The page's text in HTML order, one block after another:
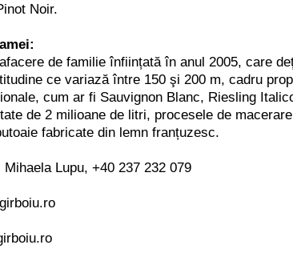
Noir.
de familie înființată în anul 2005, care
ce variază între 150 şi 200 m, cadru
cum ar fi Sauvignon Blanc, Riesling
de 2 milioane de litri, procesele de
fabricate din lemn franțuzesc.
Mihaela Lupu, +40 237 232 079